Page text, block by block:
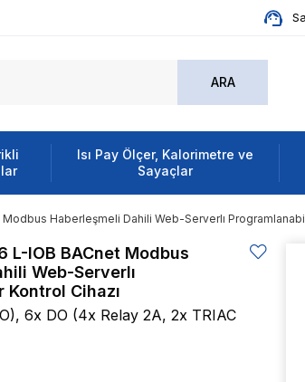
Isı Pay Ölçer, Kalorimetre ve
Sayaçlar
Haberleşmeli Dahili Web-Serverlı
L-IOB BACnet Modbus
Web-Serverlı
Cihazı
6x DO (4x Relay 2A, 2x TRIAC